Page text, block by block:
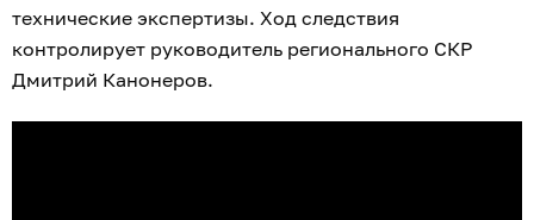
технические экспертизы. Ход следствия
контролирует руководитель регионального СКР
Дмитрий Канонеров.